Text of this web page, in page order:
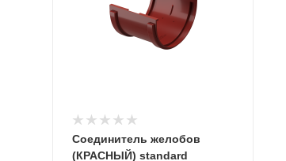
Соединитель желобов
(КРАСНЫЙ) standard